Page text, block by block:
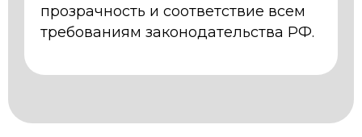
прозрачность и соответствие всем
требованиям законодательства РФ.